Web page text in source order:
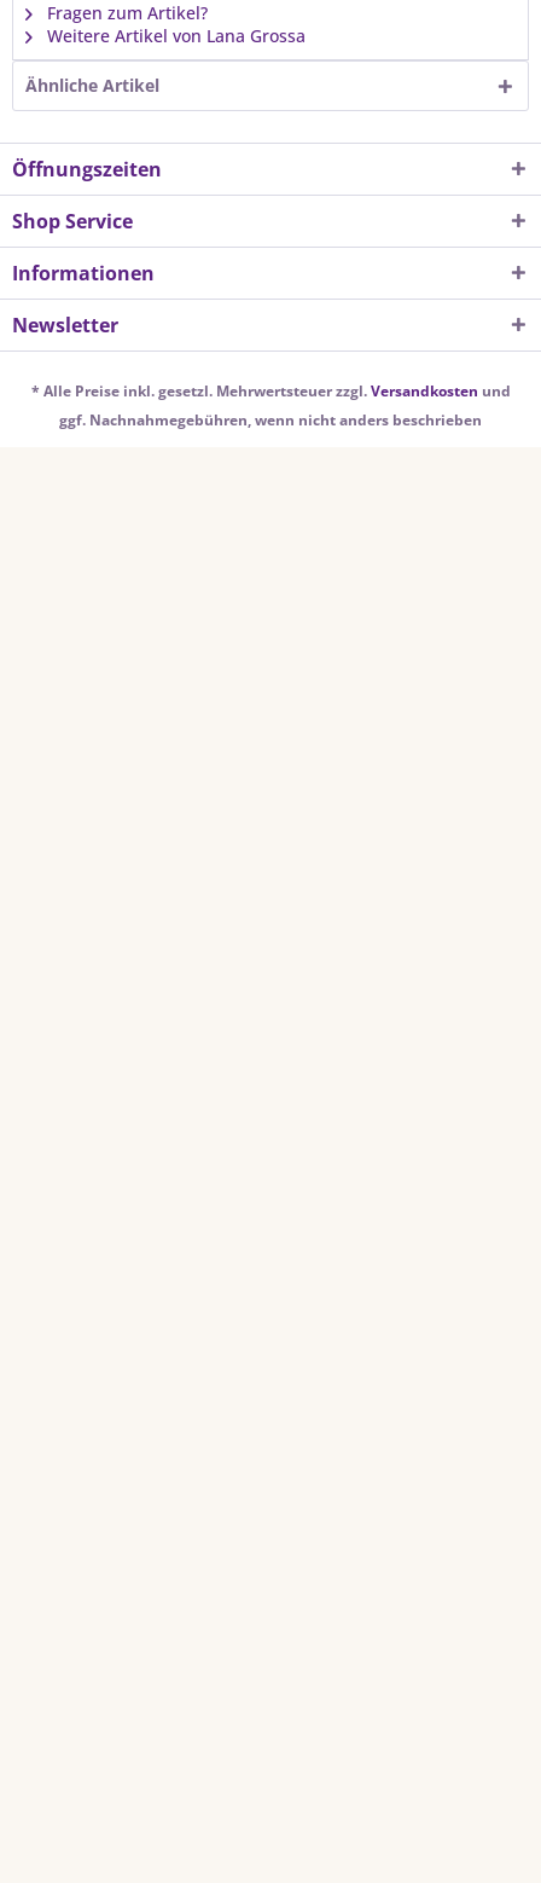
Fragen zum Artikel?
Weitere Artikel von Lana Grossa
Ähnliche Artikel
Öffnungszeiten
Shop Service
Informationen
Newsletter
* Alle Preise inkl. gesetzl. Mehrwertsteuer zzgl.Versandkosten und
ggf. Nachnahmegebühren, wenn nicht anders beschrieben